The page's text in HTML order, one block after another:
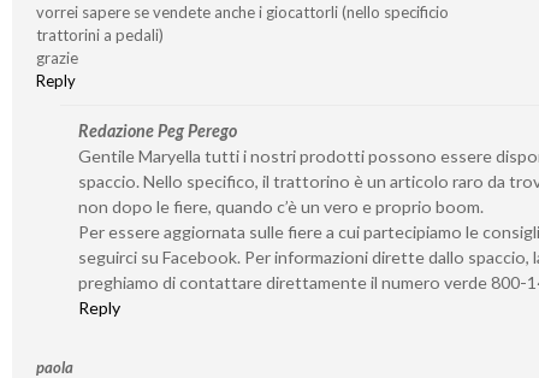
vorrei sapere se vendete anche i giocattorli (nello specificio
trattorini a pedali)
grazie
Reply
Redazione Peg Perego
Gentile Maryella tutti i nostri prodotti possono essere
spaccio. Nello specifico, il trattorino è un articolo raro da
non dopo le fiere, quando c’è un vero e proprio boom.
Per essere aggiornata sulle fiere a cui partecipiamo le
seguirci su Facebook. Per informazioni dirette dallo spaccio,
preghiamo di contattare direttamente il numero verde 800-
Reply
paola